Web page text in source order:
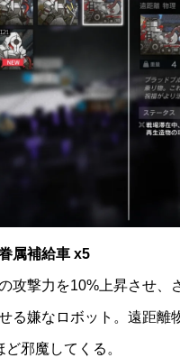
属補給車 x5
攻撃力を10%上昇させ、
る嫌なロボット。遠距離
ど邪魔してくる。